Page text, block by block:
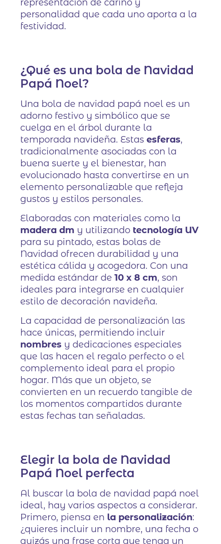
representación de cariño y
personalidad que cada uno aporta a la
festividad.
¿Qué es una bola de Navidad
Papá Noel?
Una bola de navidad papá noel es un
adorno festivo y simbólico que se
cuelga en el árbol durante la
temporada navideña. Estasesferas,
tradicionalmente asociadas con la
buena suerte y el bienestar, han
evolucionado hasta convertirse en un
elemento personalizable que refleja
gustos y estilos personales.
Elaboradas con materiales como la
madera dm y utilizando tecnología UV
para su pintado, estas bolas de
Navidad ofrecen durabilidad y una
estética cálida y acogedora. Con una
medida estándar de10 x 8 cm, son
ideales para integrarse en cualquier
estilo de decoración navideña.
La capacidad de personalización las
hace únicas, permitiendo incluir
nombres y dedicaciones especiales
que las hacen el regalo perfecto o el
complemento ideal para el propio
hogar. Más que un objeto, se
convierten en un recuerdo tangible de
los momentos compartidos durante
estas fechas tan señaladas.
Elegir la bola de Navidad
Papá Noel perfecta
Al buscar la bola de navidad papá noel
ideal, hay varios aspectos a considerar.
Primero, piensa en la personalización:
¿quieres incluir un nombre, una fecha o
quizás una frase corta que tenga un